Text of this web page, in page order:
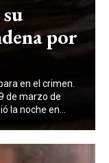
por
en el crimen.
de marzo de
la noche en...